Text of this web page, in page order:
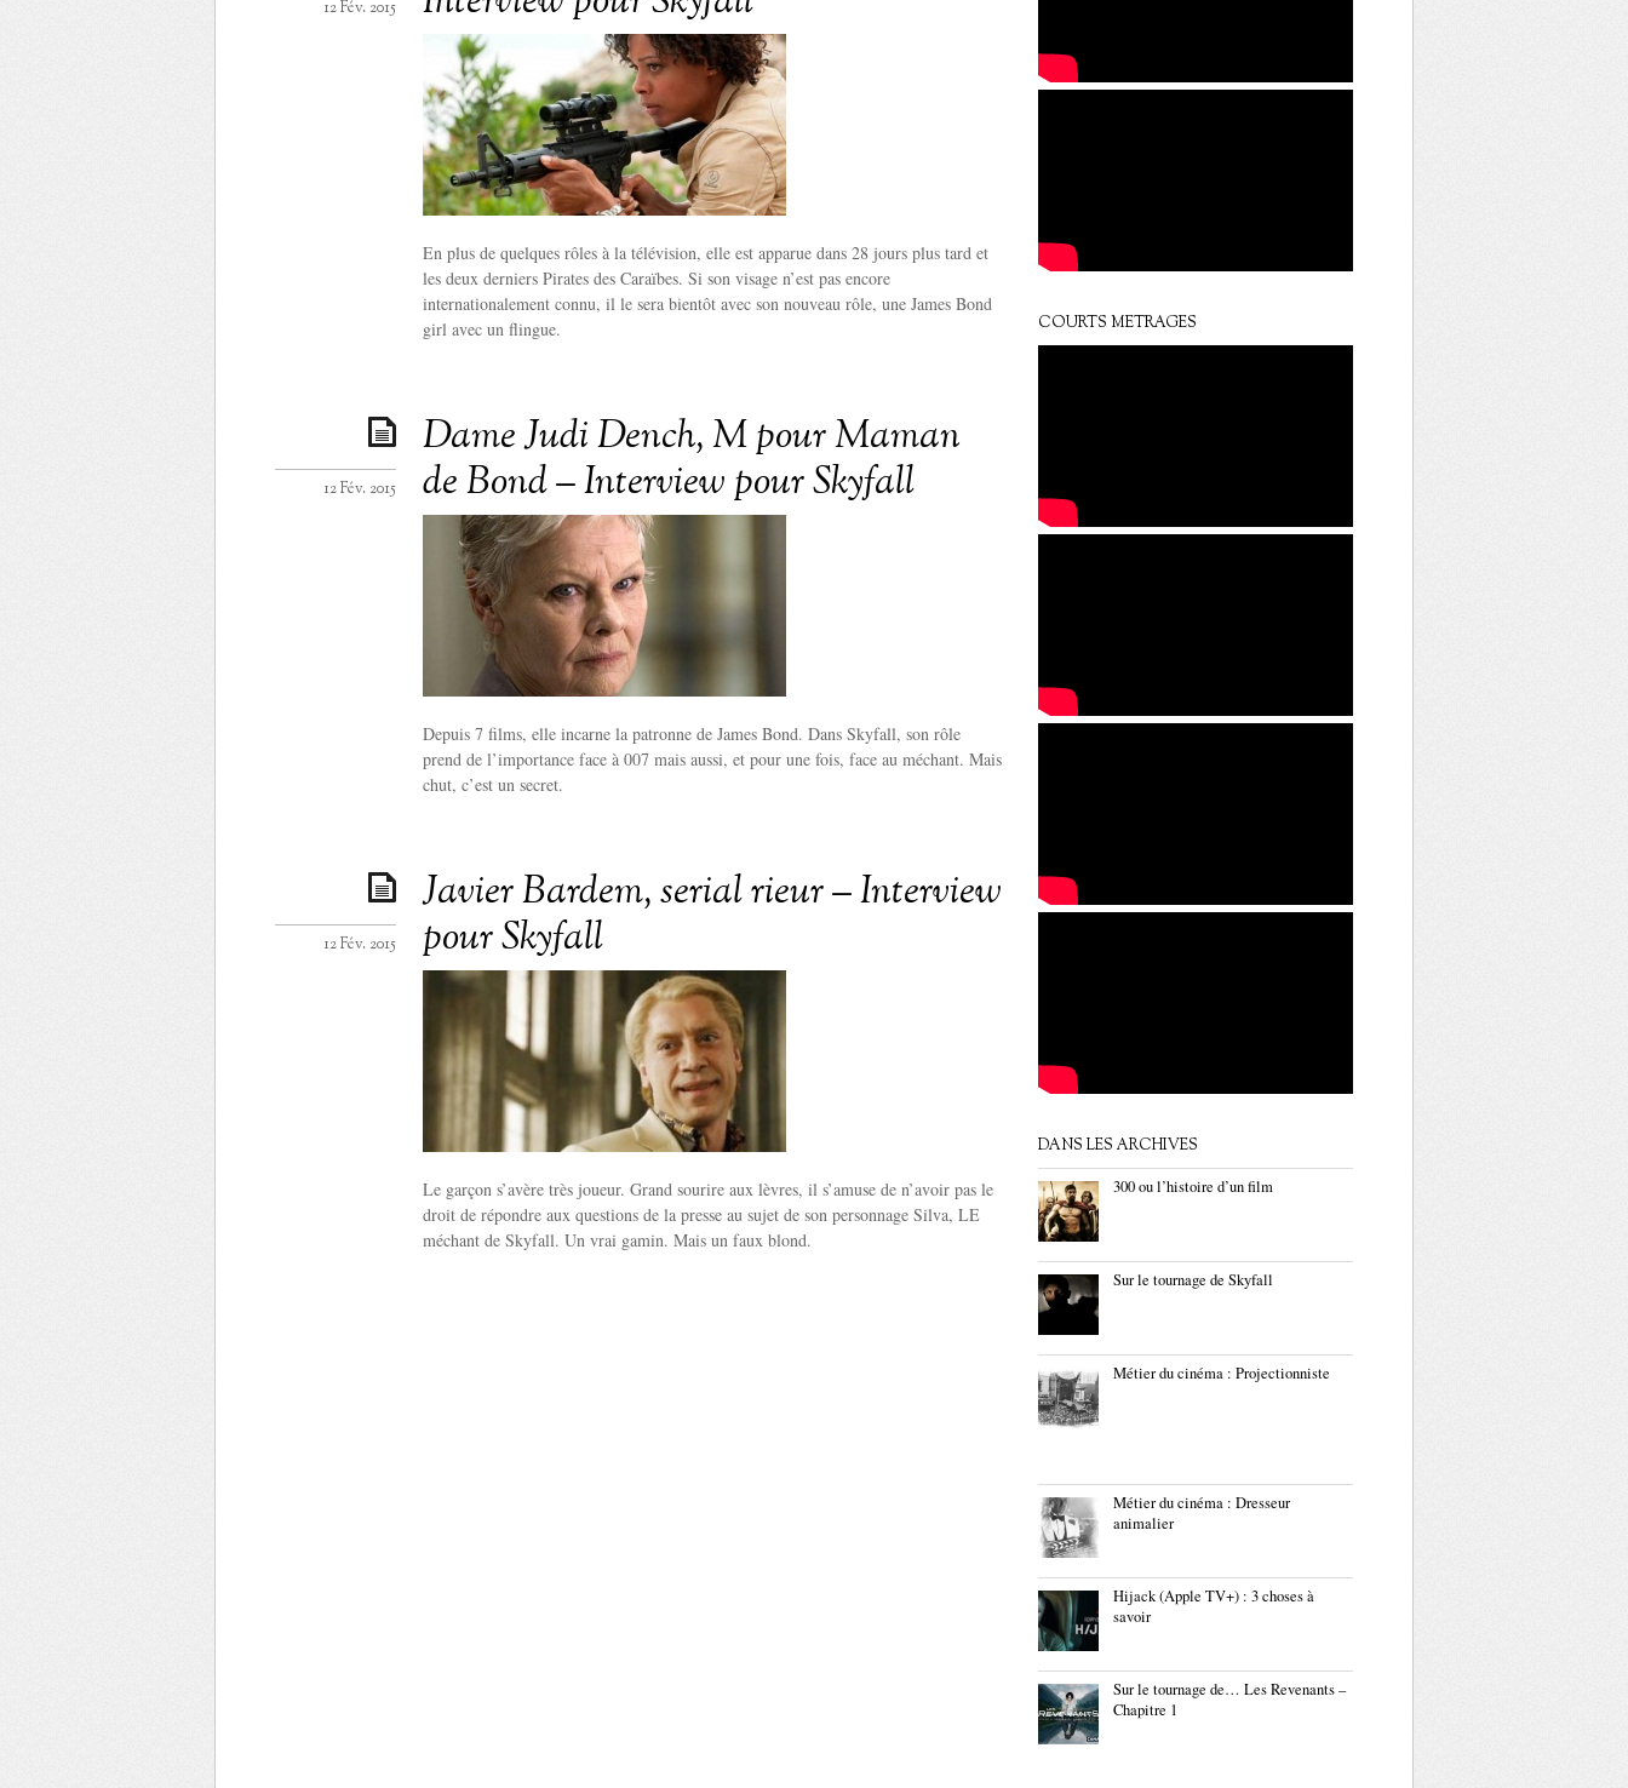
12 Fév. 2015
En plus de quelques rôles à la télévision, elle est apparue dans 28 jours plus tard et
les deux derniers Pirates des Caraïbes. Si son visage n’est pas encore
internationalement connu, il le sera bientôt avec son nouveau rôle, une James Bond
girl avec un flingue.
Dame Judi Dench, M pour Maman
de Bond – Interview pour Skyfall
12 Fév. 2015
Depuis 7 films, elle incarne la patronne de James Bond. Dans Skyfall, son rôle
prend de l’importance face à 007 mais aussi, et pour une fois, face au méchant. Mais
chut, c’est un secret.
Javier Bardem, serial rieur – Interview
pour Skyfall
12 Fév. 2015
Le garçon s’avère très joueur. Grand sourire aux lèvres, il s’amuse de n’avoir pas le
droit de répondre aux questions de la presse au sujet de son personnage Silva, LE
méchant de Skyfall. Un vrai gamin. Mais un faux blond.
COURTS METRAGES
DANS LES ARCHIVES
300 ou l’histoire d’un film
Sur le tournage de Skyfall
Métier du cinéma : Projectionniste
Métier du cinéma : Dresseur
animalier
Hijack (Apple TV+) : 3 choses à
savoir
Sur le tournage de… Les Revenants –
Chapitre 1